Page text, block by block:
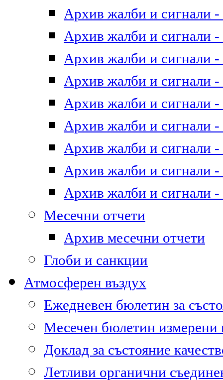
Архив жалби и сигнали -
Архив жалби и сигнали -
Архив жалби и сигнали -
Архив жалби и сигнали -
Архив жалби и сигнали -
Архив жалби и сигнали -
Архив жалби и сигнали -
Архив жалби и сигнали -
Архив жалби и сигнали -
Месечни отчети
Архив месечни отчети
Глоби и санкции
Атмосферен въздух
Ежедневен бюлетин за
Месечен бюлетин
Доклад за състояние
Летливи органични